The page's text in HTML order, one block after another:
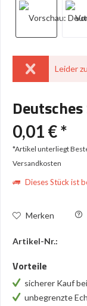
Leider
0,01 € *
*Artikel unterliegt
Versandkosten
Dieses Stück ist
Merken
Artikel-Nr.:
Vorteile
sicherer Kauf
unbegrenzte